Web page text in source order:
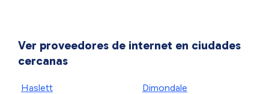
Ver proveedores de internet en ciudades
cercanas
Haslett
Dimondale